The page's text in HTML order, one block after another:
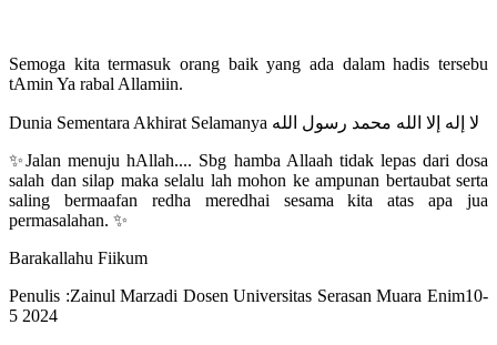
Semoga kita termasuk orang baik yang ada dalam hadis tersebu
tAmin Ya rabal Allamiin.
Dunia Sementara Akhirat Selamanya لا إله إلا الله محمد رسول الله
✨Jalan menuju hAllah.... Sbg hamba Allaah tidak lepas dari dosa
salah dan silap maka selalu lah mohon ke ampunan bertaubat serta
saling bermaafan redha meredhai sesama kita atas apa jua
permasalahan. ✨
Barakallahu Fiikum
Penulis :Zainul Marzadi Dosen Universitas Serasan Muara Enim10-
5 2024